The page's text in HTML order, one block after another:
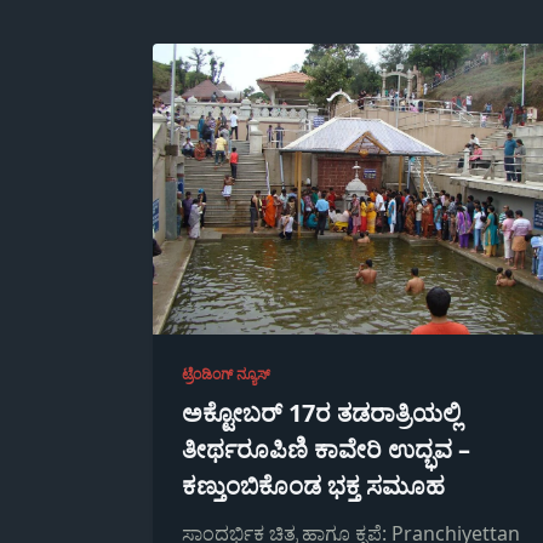
ಟ್ರೆಂಡಿಂಗ್ ನ್ಯೂಸ್
ಅಕ್ಟೋಬರ್ 17ರ ತಡರಾತ್ರಿಯಲ್ಲಿ
ತೀರ್ಥರೂಪಿಣಿ ಕಾವೇರಿ ಉದ್ಭವ –
ಕಣ್ತುಂಬಿಕೊಂಡ ಭಕ್ತ ಸಮೂಹ
ಸಾಂದರ್ಭಿಕ ಚಿತ್ರ ಹಾಗೂ ಕೃಪೆ: Pranchiyettan